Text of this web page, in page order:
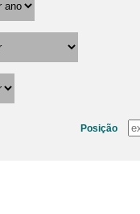
Posição